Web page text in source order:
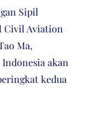
Sipil
Civil Aviation
Ma,
akan
kedua